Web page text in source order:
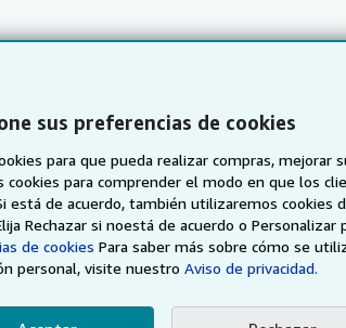
sus preferencias de cookies
para que pueda realizar compras,
cookies para comprender el modo en que los
está de acuerdo, también utilizaremos
Rechazar si noestá de acuerdo o
de cookies Para saber más sobre cómo se
personal, visite nuestroAviso de privacidad.
AbeBooks.com AbeBooks.co.uk